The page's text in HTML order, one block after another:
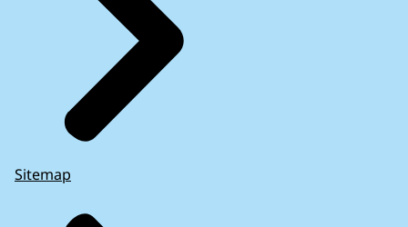
Sitemap